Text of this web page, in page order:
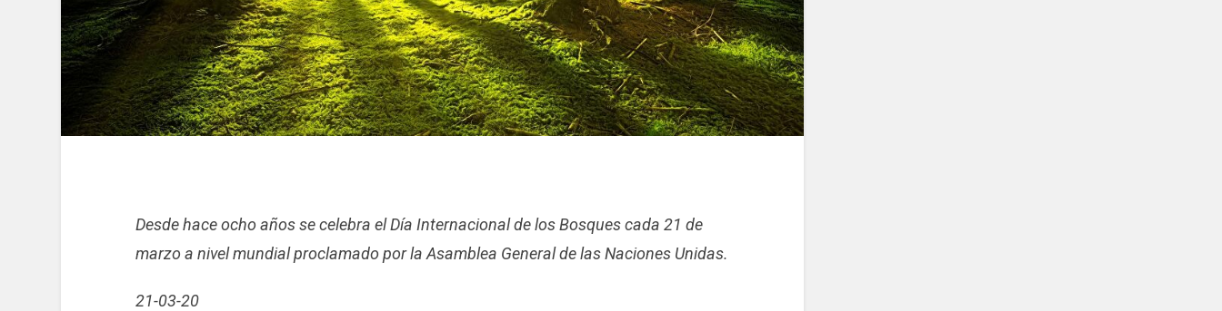
Desde hace ocho años se celebra el Día Internacional de los Bosques cada 21 de
marzo a nivel mundial proclamado por la Asamblea General de las Naciones Unidas.
21-03-20